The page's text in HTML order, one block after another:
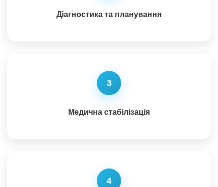
Діагностика та планування
3
Медична стабілізація
4